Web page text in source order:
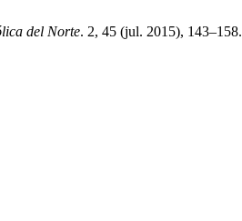
del Norte. 2, 45 (jul. 2015), 143–158.